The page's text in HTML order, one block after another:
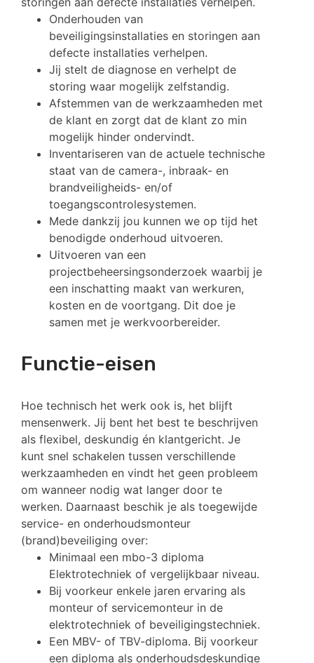
Onderhouden van
beveiligingsinstallaties en storingen aan
defecte installaties verhelpen.
Jij stelt de diagnose en verhelpt de
storing waar mogelijk zelfstandig.
Afstemmen van de werkzaamheden met
de klant en zorgt dat de klant zo min
mogelijk hinder ondervindt.
Inventariseren van de actuele technische
staat van de camera-, inbraak- en
brandveiligheids- en/of
toegangscontrolesystemen.
Mede dankzij jou kunnen we op tijd het
benodigde onderhoud uitvoeren.
Uitvoeren van een
projectbeheersingsonderzoek waarbij je
een inschatting maakt van werkuren,
kosten en de voortgang. Dit doe je
samen met je werkvoorbereider.
Functie-eisen
Hoe technisch het werk ook is, het blijft
mensenwerk. Jij bent het best te beschrijven
als flexibel, deskundig én klantgericht. Je
kunt snel schakelen tussen verschillende
werkzaamheden en vindt het geen probleem
om wanneer nodig wat langer door te
werken. Daarnaast beschik je als toegewijde
service- en onderhoudsmonteur
(brand)beveiliging over:
Minimaal een mbo-3 diploma
Elektrotechniek of vergelijkbaar niveau.
Bij voorkeur enkele jaren ervaring als
monteur of servicemonteur in de
elektrotechniek of beveiligingstechniek.
Een MBV- of TBV-diploma. Bij voorkeur
een diploma als onderhoudsdeskundige